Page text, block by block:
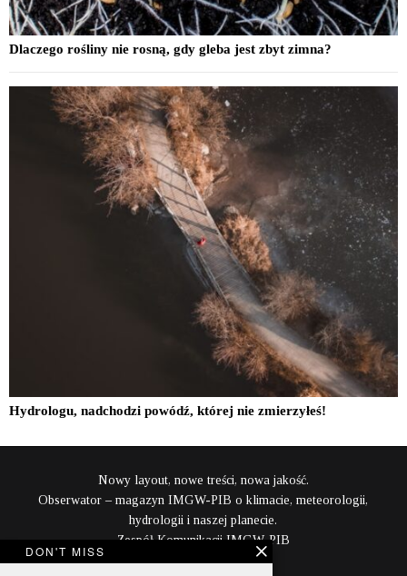
Dlaczego rośliny nie rosną, gdy gleba jest zbyt zimna?
Hydrologu, nadchodzi powódź, której nie zmierzyłeś!
Nowy layout, nowe treści, nowa jakość.
Obserwator – magazyn IMGW-PIB o klimacie, meteorologii,
hydrologii i naszej planecie.
Zespół Komunikacji IMGW-PIB
content@imgw.pl
DON'T MISS